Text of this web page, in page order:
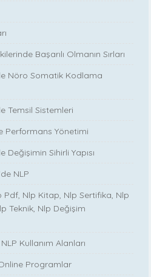
Başarılı Olmanın Sırları
Nöro Somatik Kodlama
Temsil Sistemleri
Performans Yönetimi
Değişimin Sihirli Yapısı
NLP
Pdf, Nlp Kitap, Nlp Sertifika, Nlp
Teknik, Nlp Değişim
Kullanım Alanları
Programlar